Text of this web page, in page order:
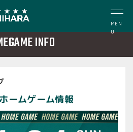
MEN
U
INFO
ームゲーム情報